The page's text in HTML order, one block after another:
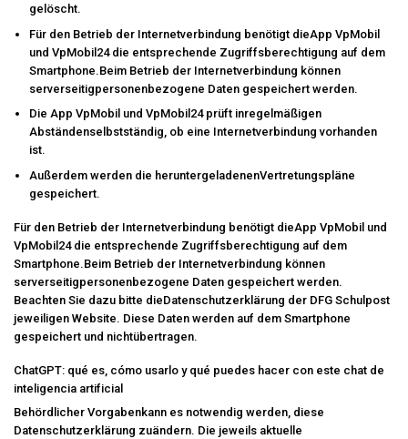
gelöscht.
Für den Betrieb der Internetverbindung benötigt dieApp VpMobil
und VpMobil24 die entsprechende Zugriffsberechtigung auf dem
Smartphone.Beim Betrieb der Internetverbindung können
serverseitigpersonenbezogene Daten gespeichert werden.
Die App VpMobil und VpMobil24 prüft inregelmäßigen
Abständenselbstständig, ob eine Internetverbindung vorhanden
ist.
Außerdem werden die heruntergeladenenVertretungspläne
gespeichert.
Für den Betrieb der Internetverbindung benötigt dieApp VpMobil und
VpMobil24 die entsprechende Zugriffsberechtigung auf dem
Smartphone.Beim Betrieb der Internetverbindung können
serverseitigpersonenbezogene Daten gespeichert werden.
Beachten Sie dazu bitte dieDatenschutzerklärung der DFG Schulpost
jeweiligen Website. Diese Daten werden auf dem Smartphone
gespeichert und nichtübertragen.
ChatGPT: qué es, cómo usarlo y qué puedes hacer con este chat de
inteligencia artificial
Behördlicher Vorgabenkann es notwendig werden, diese
Datenschutzerklärung zuändern. Die jeweils aktuelle